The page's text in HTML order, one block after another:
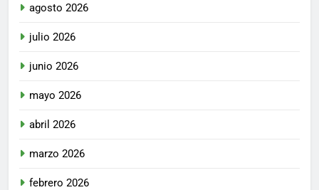
agosto 2026
julio 2026
junio 2026
mayo 2026
abril 2026
marzo 2026
febrero 2026